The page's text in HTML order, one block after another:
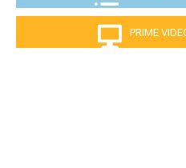
PRIME